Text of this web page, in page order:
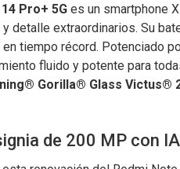
Pro+ 5Ges un smartphone
y detalle extraordinarios. Su
tiempo récord. Potenciado
fluido y potente para
Gorilla® Glass Victus®
de 200 MP con